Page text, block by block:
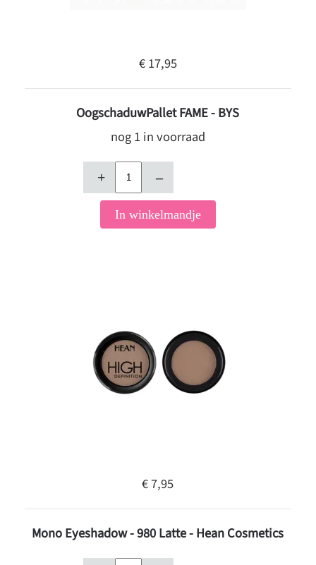
€ 17,95
OogschaduwPallet FAME - BYS
nog 1 in voorraad
+ –
In winkelmandje
€ 7,95
Mono Eyeshadow - 980 Latte - Hean Cosmetics